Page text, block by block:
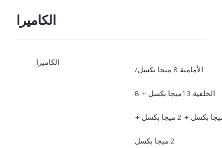
الكاميرا
الكاميرا
الأمامية 8 ميجا بكسل/
الخلفية 13ميجا بكسل + 8
ميجا بكسل + 2 ميجا بكسل +
2 ميجا بكسل